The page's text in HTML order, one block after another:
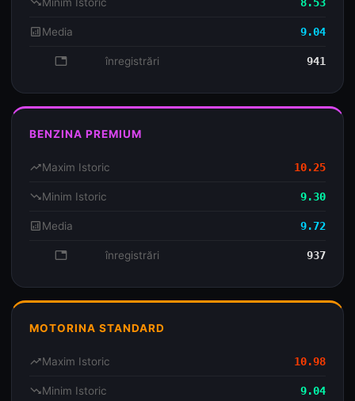
analyticsMedia 9.04
database înregistrări 941
BENZINA PREMIUM
trending_upMaxim Istoric 10.25
trending_downMinim Istoric 9.30
analyticsMedia 9.72
database înregistrări 937
MOTORINA STANDARD
trending_upMaxim Istoric 10.98
trending_downMinim Istoric 9.04